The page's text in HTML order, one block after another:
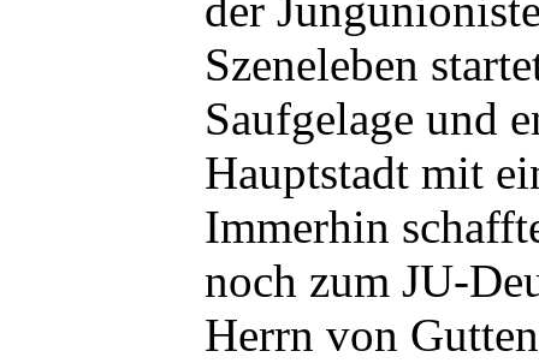
der
Szeneleben
Saufgelage und
Hauptstadt mit
Immerhin
noch zum JU-
Herrn von